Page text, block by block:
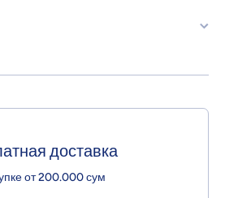
доставка
от 200.000 сум